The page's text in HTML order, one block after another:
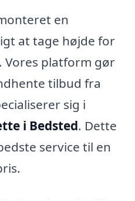
en
at tage højde for
Vores platform gør
tilbud fra
sig i
i Bedsted. Dette
service til en